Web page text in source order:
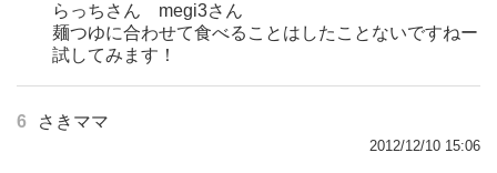
らっちさん megi3さん
麺つゆに合わせて食べることはしたことないですねー
試してみます！
6 さきママ
2012/12/10 15:06